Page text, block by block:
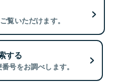
覧いただけます。
する
号をお調べします。